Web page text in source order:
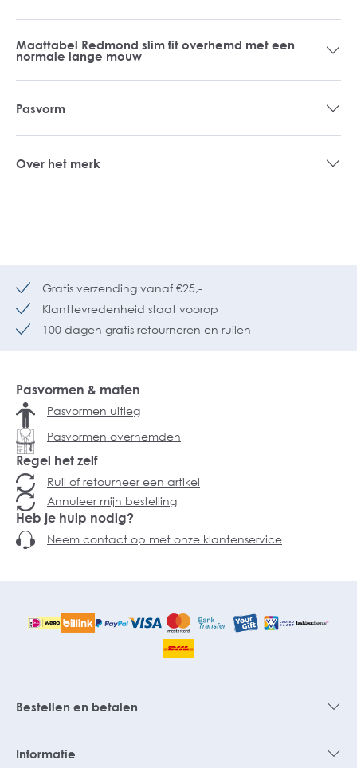
Maattabel Redmond slim fit overhemd met een
normale lange mouw
Pasvorm
Over het merk
Gratis verzending vanaf €25,-
Klanttevredenheid staat voorop
100 dagen gratis retourneren en ruilen
Pasvormen & maten
Pasvormen uitleg
Pasvormen overhemden
Regel het zelf
Ruil of retourneer een artikel
Annuleer mijn bestelling
Heb je hulp nodig?
Neem contact op met onze klantenservice
Bestellen en betalen
Informatie